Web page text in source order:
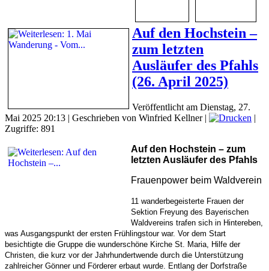
Auf den Hochstein –
zum letzten
Ausläufer des Pfahls
(26. April 2025)
Veröffentlicht am Dienstag, 27.
Mai 2025 20:13 | Geschrieben von Winfried Kellner|
|
Zugriffe: 891
Auf den Hochstein – zum
letzten Ausläufer des Pfahls
Frauenpower beim Waldverein
11 wanderbegeisterte Frauen der
Sektion Freyung des Bayerischen
Waldvereins trafen sich in Hintereben,
was Ausgangspunkt der ersten Frühlingstour war. Vor dem Start
besichtigte die Gruppe die wunderschöne Kirche St. Maria, Hilfe der
Christen, die kurz vor der Jahrhundertwende durch die Unterstützung
zahlreicher Gönner und Förderer erbaut wurde. Entlang der Dorfstraße